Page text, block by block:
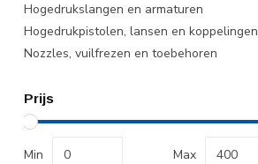
Hogedrukslangen en armaturen
Hogedrukpistolen, lansen en koppelingen
Nozzles, vuilfrezen en toebehoren
Prijs
Min Max